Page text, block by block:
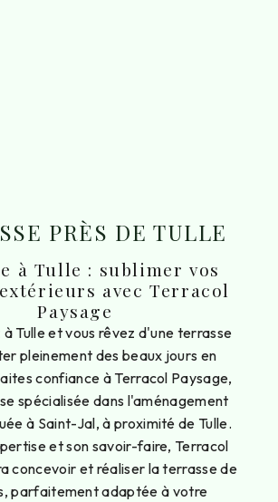
PRÈS DE TULLE
à Tulle : sublimer vos
avec Terracol
Paysage
à Tulle et vous rêvez d'une terrasse
pleinement des beaux jours en
confiance à Terracol Paysage,
spécialisée dans l'aménagement
à Saint-Jal, à proximité de Tulle.
et son savoir-faire, Terracol
concevoir et réaliser la terrasse de
parfaitement adaptée à votre